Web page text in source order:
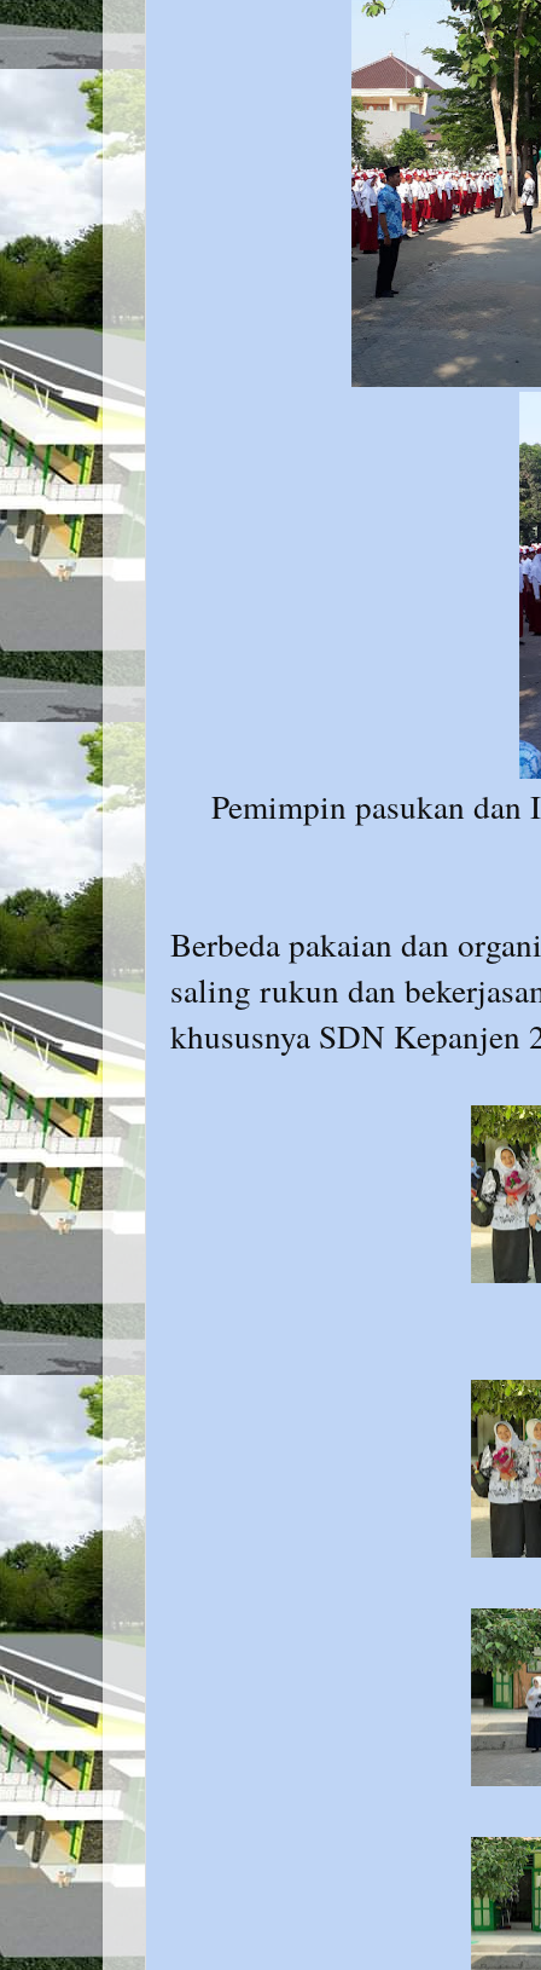
Pemimpin pasukan dan
Berbeda pakaian dan
saling rukun dan
khususnya SDN Kepanjen